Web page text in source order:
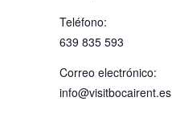
Teléfono:
639 835 593
Correo electrónico:
info@visitbocairent.es